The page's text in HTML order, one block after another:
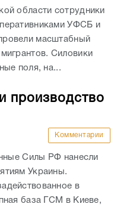
области сотрудники
УФСБ и
масштабный
Силовики
поля, на...
производство
Комментарии
Силы РФ нанесли
Украины.
в
база ГСМ в Киеве,